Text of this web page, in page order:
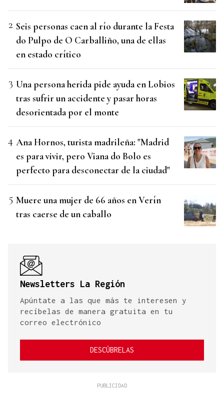
Seis personas caen al río durante la Festa
do Pulpo de O Carballiño, una de ellas
en estado crítico
Una persona herida pide ayuda en Lobios
tras sufrir un accidente y pasar horas
desorientada por el monte
Ana Hornos, turista madrileña: "Madrid
es para vivir, pero Viana do Bolo es
perfecto para desconectar de la ciudad"
Muere una mujer de 66 años en Verín
tras caerse de un caballo
Newsletters La Región
Apúntate a las que más te interesen y
recíbelas de manera gratuita en tu
correo electrónico
DESCÚBRELAS